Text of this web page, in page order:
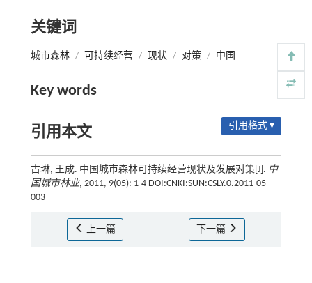
关键词
城市森林 / 可持续经营 / 现状 / 对策 / 中国
Key words
引用本文 引用格式 ▾
古琳, 王成. 中国城市森林可持续经营现状及发展对策[J]. 中
国城市林业, 2011, 9(05): 1-4 DOI:CNKI:SUN:CSLY.0.2011-05-
003
上一篇 下一篇